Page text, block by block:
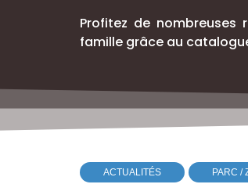
Profitez de nombreuses
famille grâce au
ACTUALITÉS PARC /